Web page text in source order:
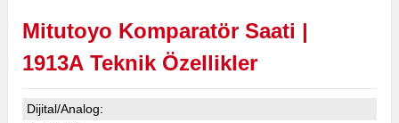
Mitutoyo Komparatör Saati |
1913A Teknik Özellikler
Dijital/Analog: